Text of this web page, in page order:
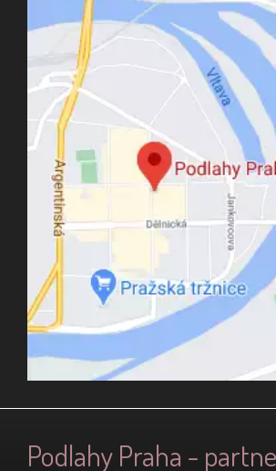
Podlahy Praha -